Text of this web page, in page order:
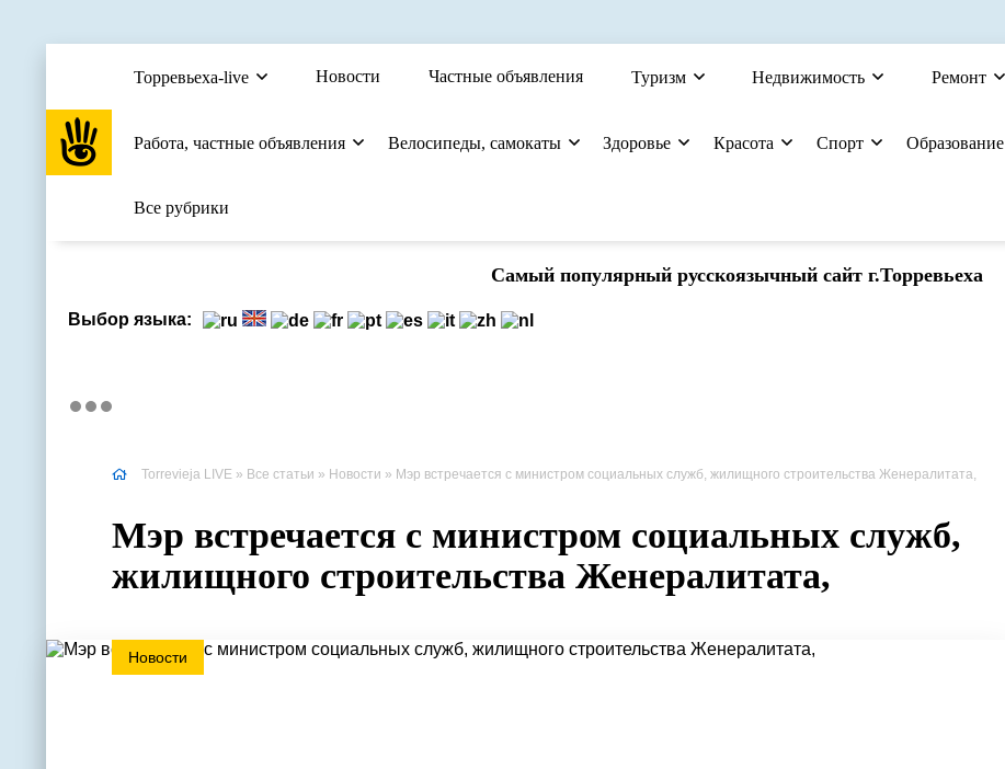
Торревьеха-live Новости Частные объявления Туризм Недвижимость Ремонт
Работа, частные объявления Велосипеды, самокаты Здоровье Красота Спорт Образование
Все рубрики
Cамый популярный русскоязычный сайт г.Торревьеха
Выбор языка:
Torrevieja LIVE » Все статьи » Новости » Мэр встречается с министром социальных служб, жилищного строительства Женералитата,
Мэр встречается с министром социальных служб,
жилищного строительства Женералитата,
Новости